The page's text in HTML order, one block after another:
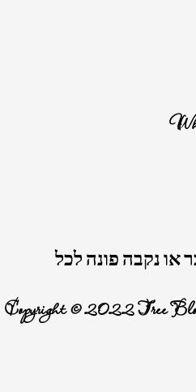
או נקבה פונה לכל
Copyright © 2022 Tree